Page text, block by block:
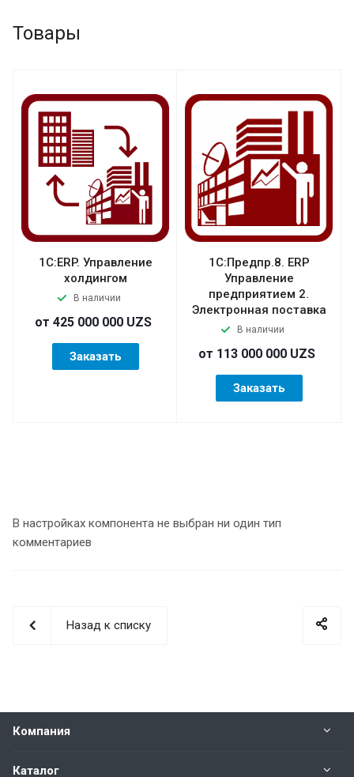
Товары
1С:ERP. Управление
холдингом
В наличии
от 425 000 000 UZS
Заказать
1С:Предпр.8. ERP
Управление
предприятием 2.
Электронная поставка
В наличии
от 113 000 000 UZS
Заказать
В настройках компонента не выбран ни один тип
комментариев
Назад к списку
Компания
Каталог